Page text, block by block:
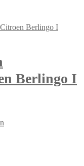
Berlingo I